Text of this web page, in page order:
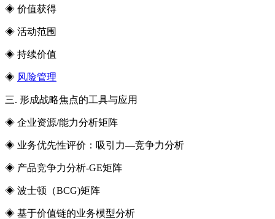
◈ 价值获得
◈ 活动范围
◈ 持续价值
◈ 风险管理
三. 形成战略焦点的工具与应用
◈ 企业资源/能力分析矩阵
◈ 业务优先性评价：吸引力—竞争力分析
◈ 产品竞争力分析-GE矩阵
◈ 波士顿（BCG)矩阵
◈ 基于价值链的业务模型分析